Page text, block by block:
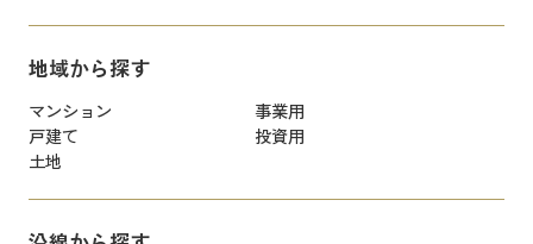
地域から探す
マンション
事業用
戸建て
投資用
土地